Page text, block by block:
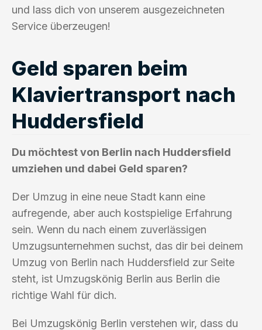
und lass dich von unserem ausgezeichneten
Service überzeugen!
Geld sparen beim
Klaviertransport nach
Huddersfield
Du möchtest von Berlin nach Huddersfield
umziehen und dabei Geld sparen?
Der Umzug in eine neue Stadt kann eine
aufregende, aber auch kostspielige Erfahrung
sein. Wenn du nach einem zuverlässigen
Umzugsunternehmen suchst, das dir bei deinem
Umzug von Berlin nach Huddersfield zur Seite
steht, ist Umzugskönig Berlin aus Berlin die
richtige Wahl für dich.
Bei Umzugskönig Berlin verstehen wir, dass du